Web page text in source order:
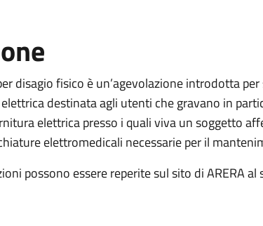
disagio fisico è un’agevolazione introdotta
elettrica destinata agli utenti che gravano in
elettrica presso i quali viva un soggetto
elettromedicali necessarie per il
possono essere reperite sul sito di ARERA al